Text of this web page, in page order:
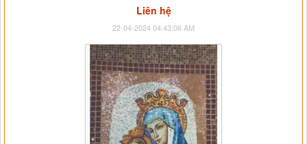
Liên hệ
22-04-2024 04:43:06 AM